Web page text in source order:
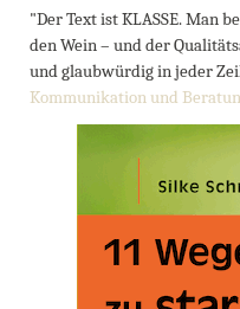
"Der Text ist KLASSE. Man
den Wein – und der
und glaubwürdig in jeder
Kommunikation und